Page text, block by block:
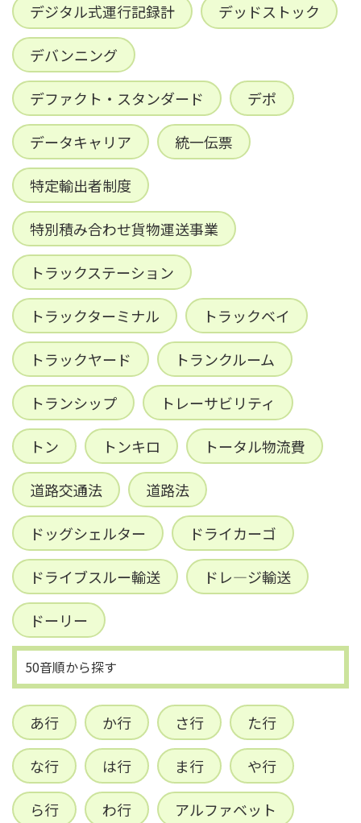
デジタル式運行記録計 デッドストック
デバンニング
デファクト・スタンダード デポ
データキャリア 統一伝票
特定輸出者制度
特別積み合わせ貨物運送事業
トラックステーション
トラックターミナル トラックベイ
トラックヤード トランクルーム
トランシップ トレーサビリティ
トン トンキロ トータル物流費
道路交通法 道路法
ドッグシェルター ドライカーゴ
ドライブスルー輸送 ドレ―ジ輸送
ドーリー
50音順から探す
あ行 か行 さ行 た行
な行 は行 ま行 や行
ら行 わ行 アルファベット